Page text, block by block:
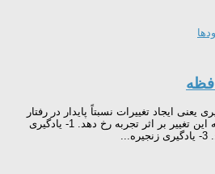
یعنی ایجاد تغییرات نسبتاً پایدار در رفتار
بالقوه یادگیرنده، مشروط بر آنکه این تغییر بر اثر تجربه رخ دهد. 1- یادگیری